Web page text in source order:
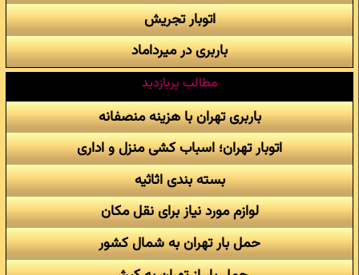
اتوبار تجریش
باربری در میرداماد
مطالب پربازدید
باربری تهران با هزینه منصفانه
اتوبار تهران؛ اسباب کشی منزل و اداری
بسته بندی اثاثیه
لوازم مورد نیاز برای نقل مکان
حمل بار تهران به شمال کشور